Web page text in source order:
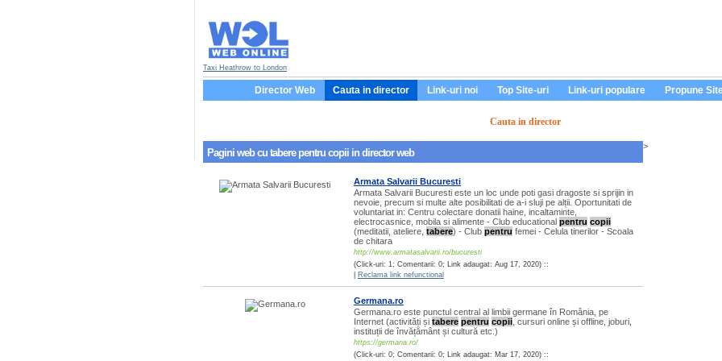
Taxi Heathrow to London
Director Web Cauta in director Link-uri noi Top Site-uri Link-uri populare Propune
Cauta in director
>
Pagini web cu tabere pentru copii in director web
Armata Salvarii Bucuresti
Armata Salvarii Bucuresti este un loc unde poti gasi dragoste si sprijin in
nevoie, precum si multe alte posibilitati de a-i sluji pe alții. Oportunitati de
voluntariat in: Centru colectare donatii haine, incaltaminte,
electrocasnice, mobila si alimente - Club educational pentru copii
(meditatii, ateliere, tabere) - Club pentru femei - Celula tinerilor - Scoala
de chitara
http://www.armatasalvarii.ro/bucuresti
(Click-uri: 1; Comentarii: 0; Link adaugat: Aug 17, 2020) ::
Reclama link nefunctional
Germana.ro
Germana.ro este punctul central al limbii germane în România, pe
Internet (activități și tabere pentru copii , cursuri online și offline, joburi,
instituții de învățământ și cultură etc.)
https://germana.ro/
(Click-uri: 0; Comentarii: 0; Link adaugat: Mar 17, 2020) ::